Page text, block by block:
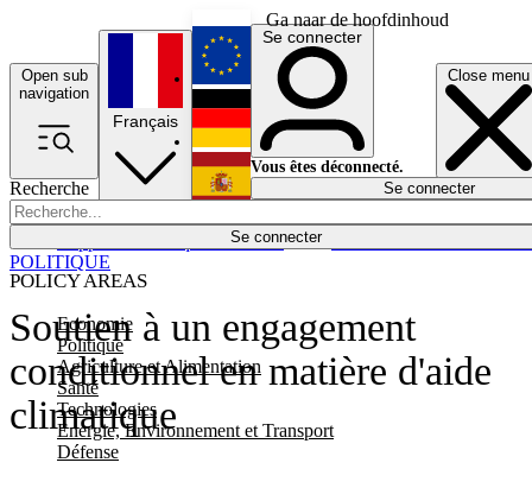
Ga naar de hoofdinhoud
Open sub
navigation
Close menu
Recherche
Se connecter
POLICY AREAS
Economie
Politique
Agriculture et Alimentation
Santé
Technologies
Energie, Environnement et Transport
Défense
Économie
Français
English
Deutsch
Español
Se connecter
Vous êtes déconnecté.
Se connecter
Soutien à un engagement
conditionnel en matière d'aide
climatique
POLITIQUE